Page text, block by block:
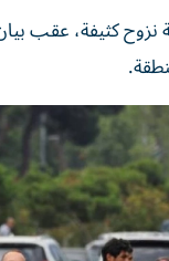
كثيفة، عقب بيان